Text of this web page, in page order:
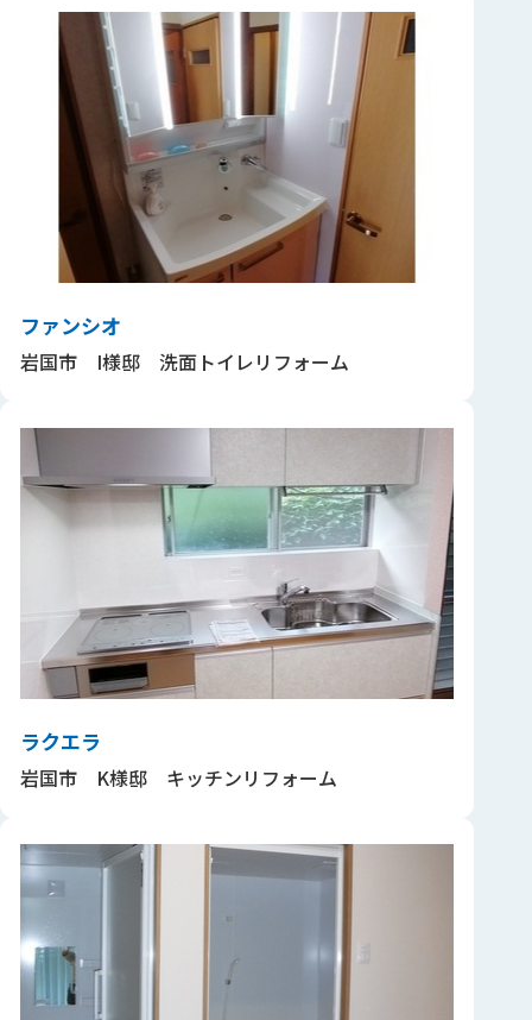
ファンシオ
岩国市 I様邸 洗面トイレリフォーム
ラクエラ
岩国市 K様邸 キッチンリフォーム